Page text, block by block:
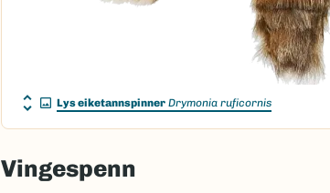
Lys eiketannspinner Drymonia ruficornis
Vingespenn